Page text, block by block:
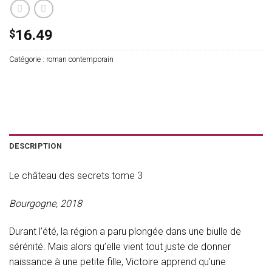
$16.49
Catégorie : roman contemporain
DESCRIPTION
Le château des secrets tome 3
Bourgogne, 2018
Durant l’été, la région a paru plongée dans une biulle de
sérénité. Mais alors qu’elle vient tout juste de donner
naissance à une petite fille, Victoire apprend qu’une